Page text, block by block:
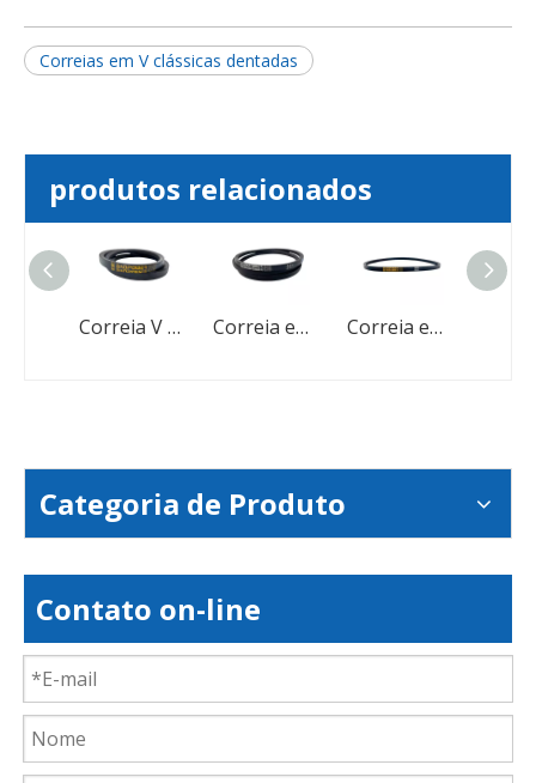
Correias em V clássicas dentadas
produtos relacionados
Correia V de borracha de velocidade variável dos dentes para colheitadeira Correia em V envolvida borracha da transmissão de energia da correia em V da indústria de alta eficiência de transmissão Correia em V envolvida em transmissão de borracha para melhor distribuição de carga
Categoria de Produto
Contato on-line